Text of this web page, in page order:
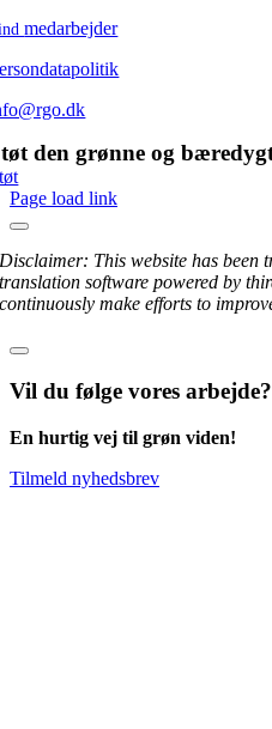
medarbejder
den grønne og
Page load link
Disclaimer: This website has been
translation software powered by
continuously make efforts to
Vil du følge vores arbejde?
En hurtig vej til grøn viden!
Tilmeld nyhedsbrev